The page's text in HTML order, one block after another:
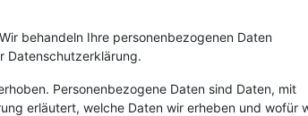
behandeln Ihre personenbezogenen Daten
Datenschutzerklärung.
Personenbezogene Daten sind Daten, mit
erläutert, welche Daten wir erheben und wofür